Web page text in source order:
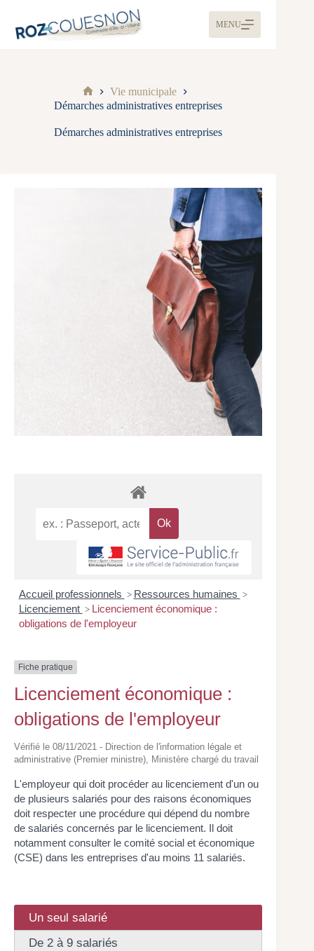
MENU
Vie municipale
Démarches administratives entreprises
Démarches administratives entreprises
Accueil professionnels > Ressources humaines >
Licenciement > Licenciement économique :
obligations de l'employeur
Fiche pratique
Licenciement économique :
obligations de l'employeur
Vérifié le 08/11/2021 - Direction de l'information légale et
administrative (Premier ministre), Ministère chargé du travail
L'employeur qui doit procéder au licenciement d'un ou
de plusieurs salariés pour des raisons économiques
doit respecter une procédure qui dépend du nombre
de salariés concernés par le licenciement. Il doit
notamment consulter le comité social et économique
(CSE) dans les entreprises d'au moins 11 salariés.
Un seul salarié
De 2 à 9 salariés